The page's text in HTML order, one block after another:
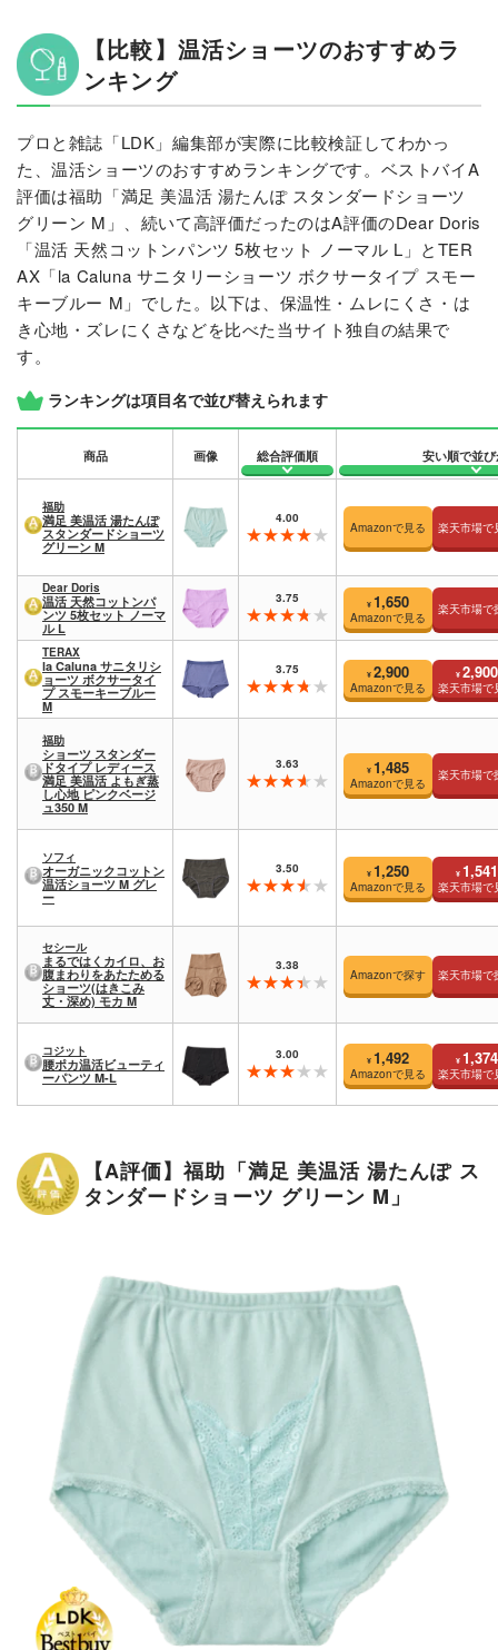
【比較】温活ショーツのおすすめラ
ンキング
プロと雑誌「LDK」編集部が実際に比較検証してわかっ
た、温活ショーツのおすすめランキングです。ベストバイA
評価は福助「満足 美温活 湯たんぽ スタンダードショーツ
グリーン M」、続いて高評価だったのはA評価のDear Doris
「温活 天然コットンパンツ 5枚セット ノーマル L」とTER
AX「la Caluna サニタリーショーツ ボクサータイプ スモー
キーブルー M」でした。以下は、保温性・ムレにくさ・は
き心地・ズレにくさなどを比べた当サイト独自の結果で
す。
ランキングは項目名で並び替えられます
商品 画像 総合評価順 安い順で並
福助
満足 美温活 湯たんぽ
スタンダードショーツ
グリーン M
4.00
Amazonで見る 楽天市場で
Dear Doris
温活 天然コットンパ
ンツ 5枚セット ノーマ
ル L
3.75 ¥ 1,650
Amazonで見る
楽天市場で
TERAX
la Caluna サニタリシ
ョーツ ボクサータイ
プ スモーキーブルー
M
3.75 ¥ 2,900
Amazonで見る
¥ 2,900
楽天市場で
福助
ショーツ スタンダー
ドタイプ レディース
満足 美温活 よもぎ蒸
し心地 ピンクベージ
ュ350 M
3.63 ¥ 1,485
Amazonで見る
楽天市場で
ソフィ
オーガニックコットン
温活ショーツ M グレ
ー
3.50 ¥ 1,250
Amazonで見る
¥ 1,541
楽天市場で
セシール
まるではくカイロ、お
腹まわりをあたためる
ショーツ(はきこみ
丈・深め) モカ M
3.38
Amazonで探す 楽天市場で
コジット
腰ポカ温活ビューティ
ーパンツ M-L
3.00 ¥ 1,492
Amazonで見る
¥ 1,374
楽天市場で
【A評価】福助「満足 美温活 湯たんぽ ス
タンダードショーツ グリーン M」